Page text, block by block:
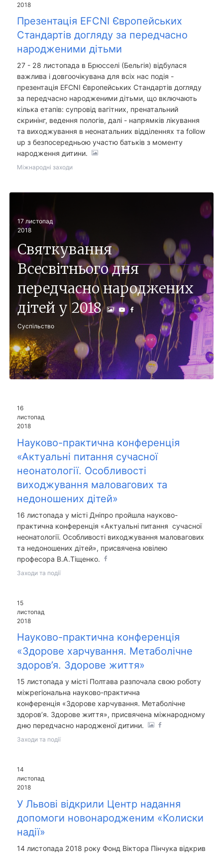
2018
Презентація EFCNI Європейських
Стандартів догляду за передчасно
народженими дітьми
27 - 28 листопада в Брюсселі (Бельгія) відбулася
важлива і довгоочікувана для всіх нас подія -
презентація EFCNI Європейських Стандартів догляду
за передчасно народженими дітьми, що включають
кілька етапів: супровід вагітних, пренатальний
скринінг, ведення пологів, далі - напрямків лікування
та виходжування в неонатальних відділеннях та follow
up з безпосередньою участю батьків з моменту
народження дитини.
Міжнародні заходи
17 листопад
2018
Святкування
Всесвітнього дня
передчасно народжених
дітей у 2018
Суспільство
16
листопад
2018
Науково-практична конференція
«Актуальні питання сучасної
неонатології. Особливості
виходжування маловагових та
недоношених дітей»
16 листопада у місті Дніпро пройшла науково-
практична конференція «Актуальні питання сучасної
неонатології. Особливості виходжування маловагових
та недоношених дітей», присвячена ювілею
професора В.А.Тіщенко.
Заходи та події
15
листопад
2018
Науково-практична конференція
«Здорове харчування. Метаболічне
здоров’я. Здорове життя»
15 листопада у місті Полтава разпочала свою роботу
міжрегіональна науково-практична
конференція «Здорове харчування. Метаболічне
здоров’я. Здорове життя», присвячена міжнародному
дню передчасно народженої дитини.
Заходи та події
14
листопад
2018
У Львові відкрили Центр надання
допомоги новонародженим «Колиски
надії»
14 листопада 2018 року Фонд Віктора Пінчука відкрив